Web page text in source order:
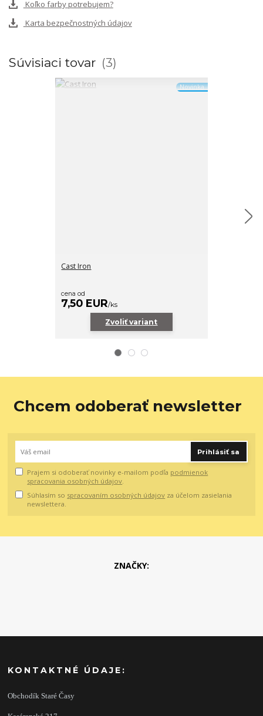
Koľko farby potrebujem?
Karta bezpečnostných údajov
Súvisiaci tovar 3
Novinka
Cast Iron
cena od
7,50 EUR/ks
Zvoliť variant
Chcem odoberať newsletter
Prihlásiť sa
Prajem si odoberať novinky e-mailom podľa podmienok
spracovania osobných údajov.
Súhlasím so spracovaním osobných údajov za účelom zasielania
newslettera.
ZNAČKY:
KONTAKTNÉ ÚDAJE:
Obchodík Staré Časy